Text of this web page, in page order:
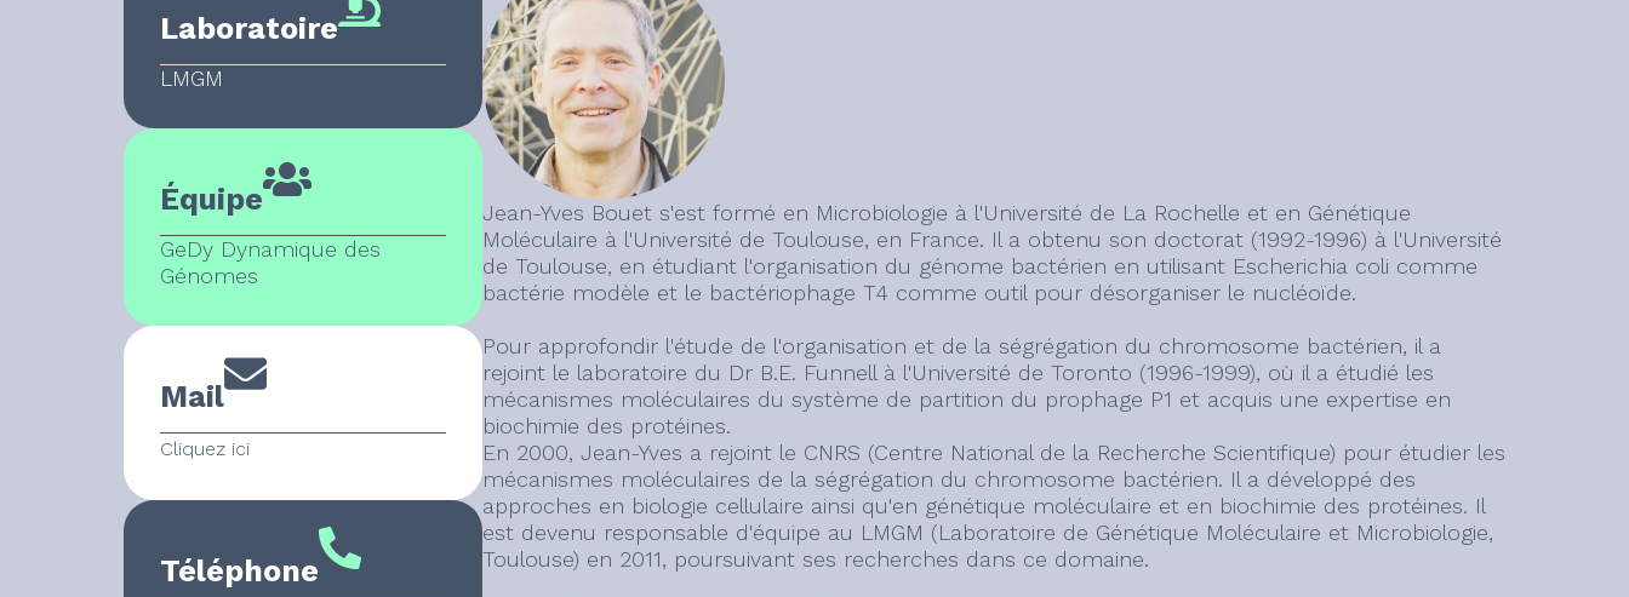
Laboratoire
LMGM
Équipe
GeDy Dynamique des
Génomes
Mail
Cliquez ici
Téléphone
Jean-Yves Bouet s'est formé en Microbiologie à l'Université de La Rochelle et en Génétique
Moléculaire à l'Université de Toulouse, en France. Il a obtenu son doctorat (1992-1996) à l'Université
de Toulouse, en étudiant l'organisation du génome bactérien en utilisant Escherichia coli comme
bactérie modèle et le bactériophage T4 comme outil pour désorganiser le nucléoïde.
Pour approfondir l'étude de l'organisation et de la ségrégation du chromosome bactérien, il a
rejoint le laboratoire du Dr B.E. Funnell à l'Université de Toronto (1996-1999), où il a étudié les
mécanismes moléculaires du système de partition du prophage P1 et acquis une expertise en
biochimie des protéines.
En 2000, Jean-Yves a rejoint le CNRS (Centre National de la Recherche Scientifique) pour étudier les
mécanismes moléculaires de la ségrégation du chromosome bactérien. Il a développé des
approches en biologie cellulaire ainsi qu'en génétique moléculaire et en biochimie des protéines. Il
est devenu responsable d'équipe au LMGM (Laboratoire de Génétique Moléculaire et Microbiologie,
Toulouse) en 2011, poursuivant ses recherches dans ce domaine.